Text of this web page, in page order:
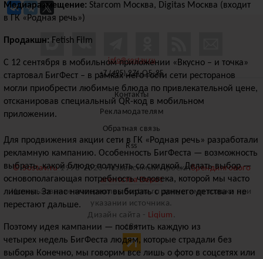
Медиаразмещение: Starcom Москва, Digitas Москва (входит
в ГК «Родная речь»)
Продакшн: Fetish Film
С 12 сентября в мобильном приложении «Вкусно – и точка»
стартовал БигФест – в рамках него гости сети ресторанов
могли приобрести любимые блюда по привлекательной цене,
отсканировав специальный QR-код в мобильном
приложении.
Для продвижения акции сети в ГК «Родная речь» разработали
рекламную кампанию. Особенность БигФеста — возможность
выбрать, какой блюдо получить со скидкой. Делать выбор —
основополагающая потребность человека, которой мы часто
лишены. За нас начинают выбирать с раннего детства и не
перестают дальше.
Поэтому идея кампании — посвятить каждую из
четырех недель БигФеста людям, которые страдали без
выбора Конечно, мы говорим все лишь о фото в соцсетях или
info@sostav.ru
+7 (495) 274-05-25
Контакты
Рекламодателям
Обратная связь
Rss
© Sostav.ru1998-2026 Независимый проектбрендингового
агентства Depot
Использование материалов Sostav.ru допустимо только при
указании источника.
Дизайн сайта - Liqium .
18+